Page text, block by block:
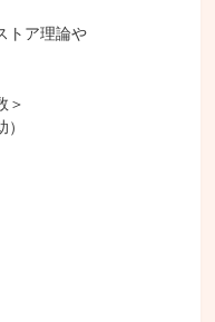
トア理論や
＞